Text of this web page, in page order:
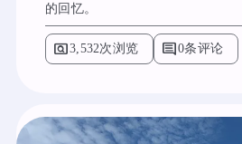
的回忆。
pageview3,532次浏览 comment0条评论